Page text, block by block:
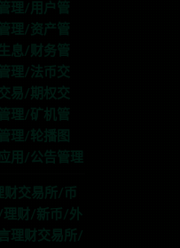
理/用户管
理/资产管
息/财务管
理/法币交
易/期权交
理/矿机管
理/轮播图
用/公告管理
财交易所/币
理财/新币/外
理财交易所/